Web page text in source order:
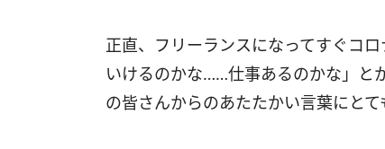
正直、フリーランスになってすぐコ
いけるのかな……仕事あるのかな」と
の皆さんからのあたたかい言葉にとて